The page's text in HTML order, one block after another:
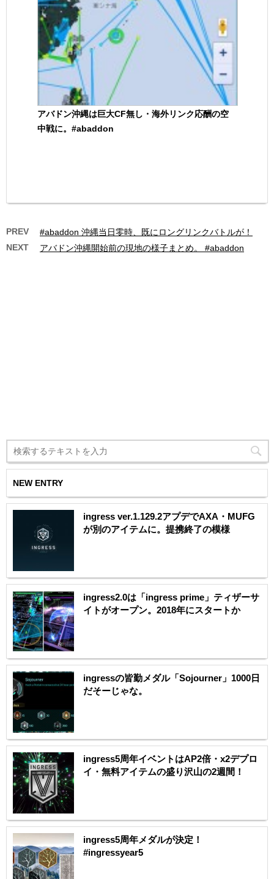
アバドン沖縄は巨大CF無し・海外リンク応酬の空
中戦に。#abaddon
PREV
#abaddon 沖縄当日零時、既にロングリンクバトルが！
NEXT
アバドン沖縄開始前の現地の様子まとめ。 #abaddon
NEW ENTRY
ingress ver.1.129.2アプデでAXA・MUFG
が別のアイテムに。提携終了の模様
ingress2.0は「ingress prime」ティザーサ
イトがオープン。2018年にスタートか
ingressの皆勤メダル「Sojourner」1000日
だそーじゃな。
ingress5周年イベントはAP2倍・x2デプロ
イ・無料アイテムの盛り沢山の2週間！
ingress5周年メダルが決定！
#ingressyear5